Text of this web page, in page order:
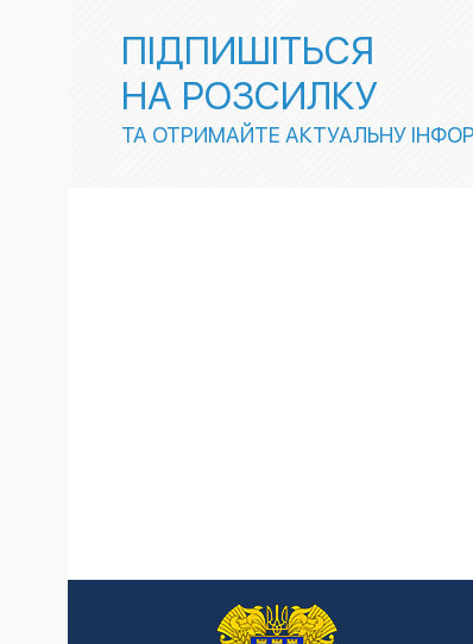
ПІДПИШІТЬСЯ
НА РОЗСИЛКУ
ТА ОТРИМАЙТЕ АКТУАЛЬНУ